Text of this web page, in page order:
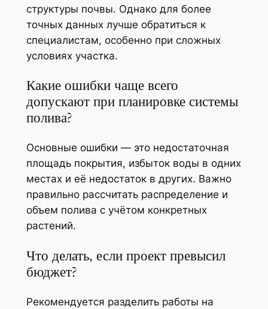
структуры почвы. Однако для более
точных данных лучше обратиться к
специалистам, особенно при сложных
условиях участка.
Какие ошибки чаще всего
допускают при планировке системы
полива?
Основные ошибки — это недостаточная
площадь покрытия, избыток воды в одних
местах и её недостаток в других. Важно
правильно рассчитать распределение и
объем полива с учётом конкретных
растений.
Что делать, если проект превысил
бюджет?
Рекомендуется разделить работы на